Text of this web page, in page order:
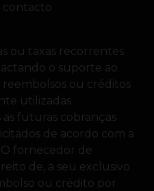
contacto
ou taxas recorrentes
o suporte ao
reembolsos ou créditos
utilizadas.
futuras cobranças
de acordo com a
fornecedor de
de, a seu exclusivo
ou crédito por